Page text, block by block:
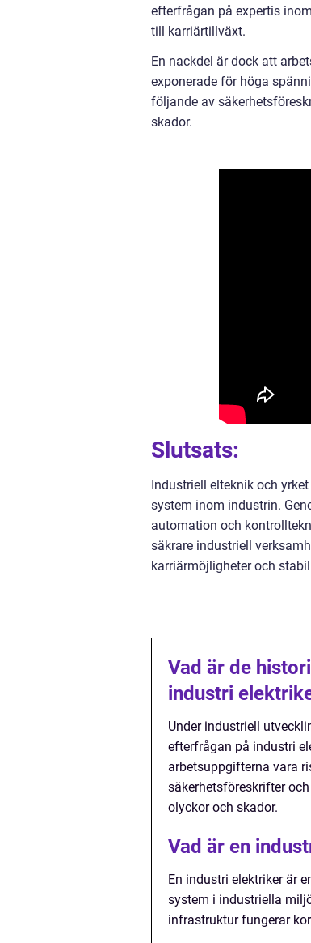
efterfrågan på expertis
till karriärtillväxt.
En nackdel är dock att
exponerade för höga
följande av
skador.
Slutsats:
Industriell elteknik och
system inom industrin.
automation och
säkrare industriell
karriärmöjligheter och
Vad är de
industri
Under industriell
efterfrågan på industri
arbetsuppgifterna vara
säkerhetsföreskrifter
olyckor och skador.
Vad är en
En industri elektriker är
system i industriella
infrastruktur fungerar